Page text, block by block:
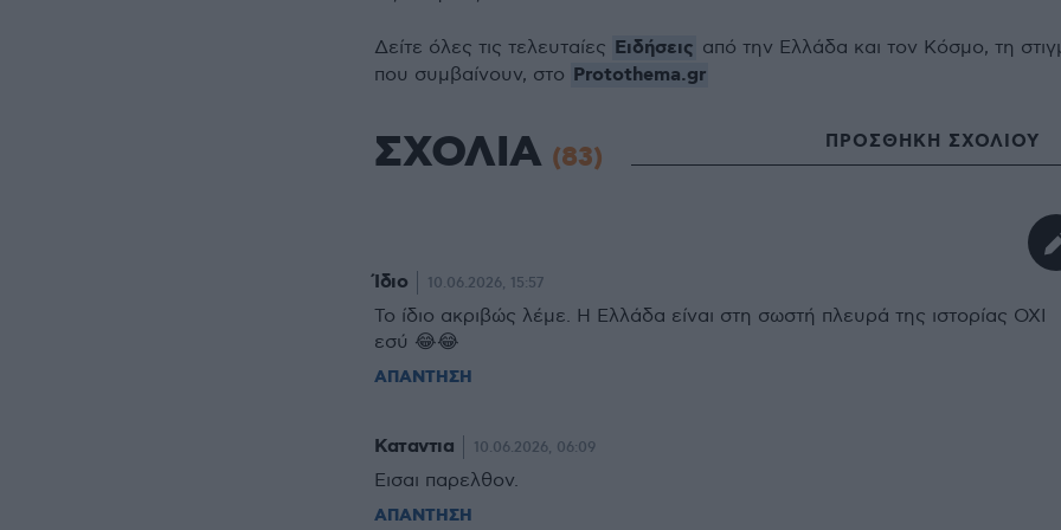
Δείτε όλες τις τελευταίες Ειδήσεις από την Ελλάδα και τον Κόσμο, τη
που συμβαίνουν, στο Protothema.gr
ΣΧΟΛΙΑ (83) ΠΡΟΣΘΗΚΗ ΣΧΟΛΙΟΥ
Ίδιο 10.06.2026, 15:57
Το ίδιο ακριβώς λέμε. Η Ελλάδα είναι στη σωστή πλευρά της ιστορίας ΟΧΙ
εσύ 😂😂
ΑΠΑΝΤΗΣΗ
Καταντια 10.06.2026, 06:09
Εισαι παρελθον.
ΑΠΑΝΤΗΣΗ